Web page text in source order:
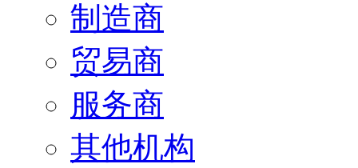
制造商
贸易商
服务商
其他机构